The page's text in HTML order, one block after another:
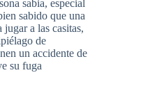
sabia, especial
sabido que una
a las casitas,
de
un accidente de
su fuga